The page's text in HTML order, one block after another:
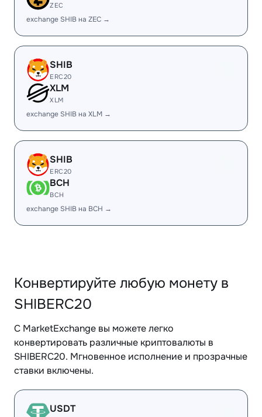
ZEC
exchange SHIB на ZEC →
SHIB
ERC20
XLM
XLM
exchange SHIB на XLM →
SHIB
ERC20
BCH
BCH
exchange SHIB на BCH →
Конвертируйте любую монету в
SHIBERC20
С MarketExchange вы можете легко
конвертировать различные криптовалюты в
SHIBERC20. Мгновенное исполнение и прозрачные
ставки включены.
USDT